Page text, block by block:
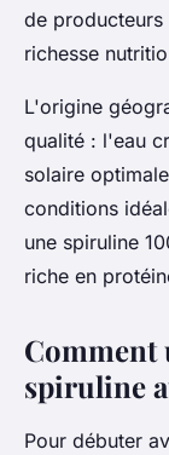
de
richesse
L'origine
qualité : l'eau
solaire
conditions
une spiruline
riche en
Comment
spiruline
Pour débuter